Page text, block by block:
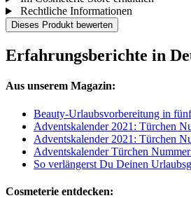
Rechtliche Informationen
Dieses Produkt bewerten
Erfahrungsberichte in
Aus unserem Magazin:
Beauty-Urlaubsvorbereitung in
Adventskalender 2021: Türchen
Adventskalender 2021: Türchen
Adventskalender Türchen
So verlängerst Du Deinen
Cosmeterie entdecken: